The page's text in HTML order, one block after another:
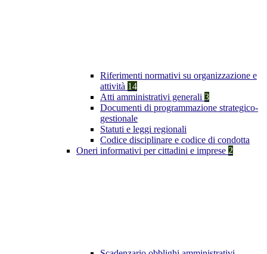
Riferimenti normativi su organizzazione e
attività 14
Atti amministrativi generali 3
Documenti di programmazione strategico-
gestionale
Statuti e leggi regionali
Codice disciplinare e codice di condotta
Oneri informativi per cittadini e imprese 2